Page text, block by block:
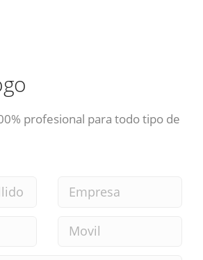
profesional para todo tipo de